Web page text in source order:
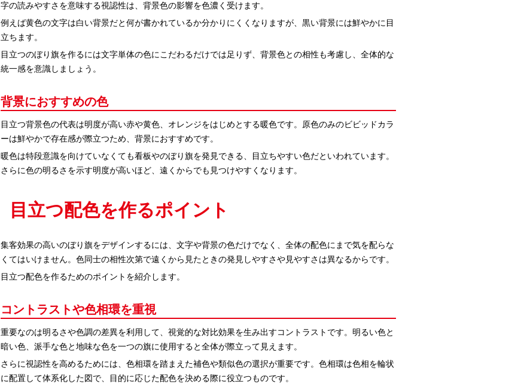
字の読みやすさを意味する視認性は、背景色の影響を色濃く受けます。
例えば黄色の文字は白い背景だと何が書かれているか分かりにくくなりますが、黒い背景には鮮やかに目
立ちます。
目立つのぼり旗を作るには文字単体の色にこだわるだけでは足りず、背景色との相性も考慮し、全体的な
統一感を意識しましょう。
背景におすすめの色
目立つ背景色の代表は明度が高い赤や黄色、オレンジをはじめとする暖色です。原色のみのビビッドカラ
ーは鮮やかで存在感が際立つため、背景におすすめです。
暖色は特段意識を向けていなくても看板やのぼり旗を発見できる、目立ちやすい色だといわれています。
さらに色の明るさを示す明度が高いほど、遠くからでも見つけやすくなります。
目立つ配色を作るポイント
集客効果の高いのぼり旗をデザインするには、文字や背景の色だけでなく、全体の配色にまで気を配らな
くてはいけません。色同士の相性次第で遠くから見たときの発見しやすさや見やすさは異なるからです。
目立つ配色を作るためのポイントを紹介します。
コントラストや色相環を重視
重要なのは明るさや色調の差異を利用して、視覚的な対比効果を生み出すコントラストです。明るい色と
暗い色、派手な色と地味な色を一つの旗に使用すると全体が際立って見えます。
さらに視認性を高めるためには、色相環を踏まえた補色や類似色の選択が重要です。色相環は色相を輪状
に配置して体系化した図で、目的に応じた配色を決める際に役立つものです。